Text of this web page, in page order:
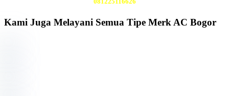
Kami Juga Melayani Semua Tipe Merk AC Bogor